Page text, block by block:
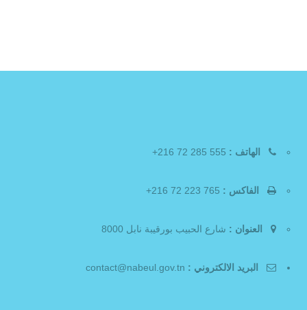
الهاتف :
الفاكس :
العنوان : شارع الحبيب بورقيبة نابل 8000
البريد الالكتروني :